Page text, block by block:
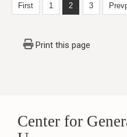
First 1 2 3
Print this page
Center for